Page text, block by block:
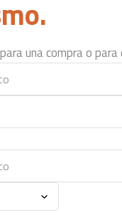
una compra o